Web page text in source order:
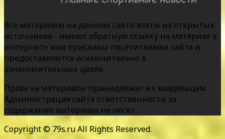
Все материалы на данном сайте взяты из открытых
источников - имеют обратную ссылку на материал в
интернете или присланы посетителями сайта и
предоставляются исключительно в
ознакомительных целях.
Права на материалы принадлежат их владельцам.
Администрация сайта ответственности за
содержание материала не несет.
Copyright © 79s.ru All Rights Reserved.